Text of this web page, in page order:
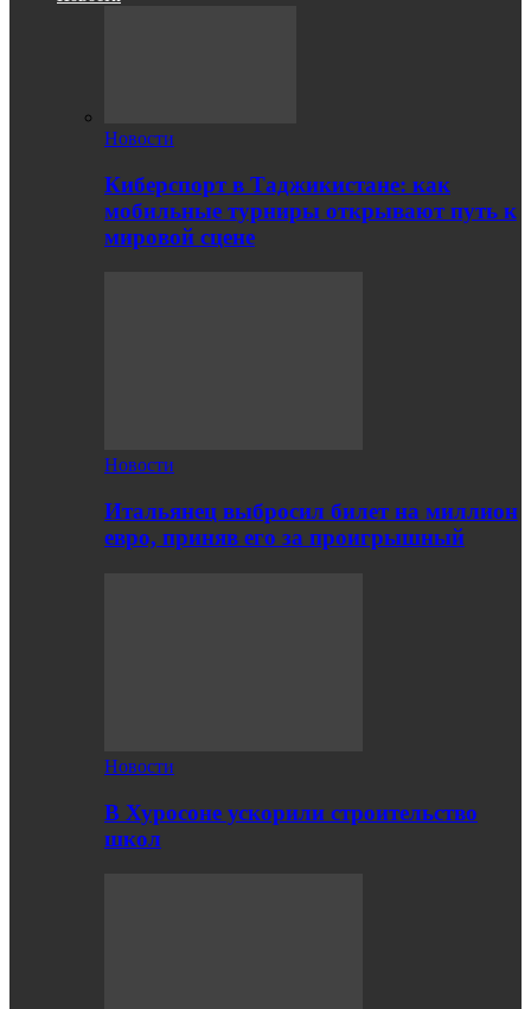
Новости
Киберспорт в Таджикистане: как
мобильные турниры открывают путь к
мировой сцене
Новости
Итальянец выбросил билет на миллион
евро, приняв его за проигрышный
Новости
В Хуросоне ускорили строительство
школ